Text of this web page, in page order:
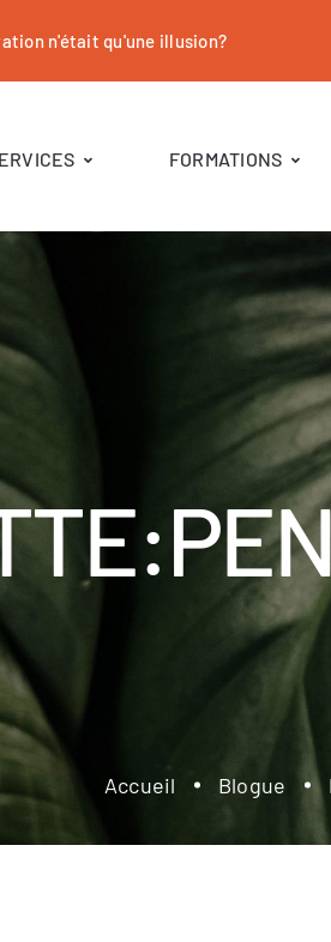
n'était qu'une illusion?
FORMATIONS
Accueil Blogue